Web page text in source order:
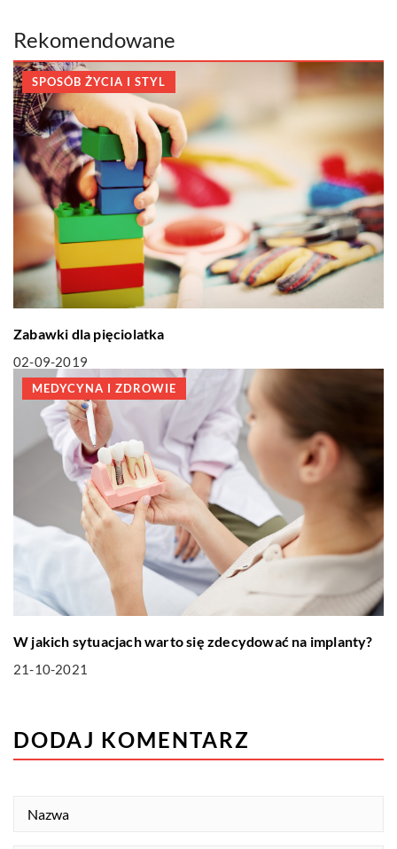
Rekomendowane
SPOSÓB ŻYCIA I STYL
Zabawki dla pięciolatka
02-09-2019
MEDYCYNA I ZDROWIE
W jakich sytuacjach warto się zdecydować na implanty?
21-10-2021
DODAJ KOMENTARZ